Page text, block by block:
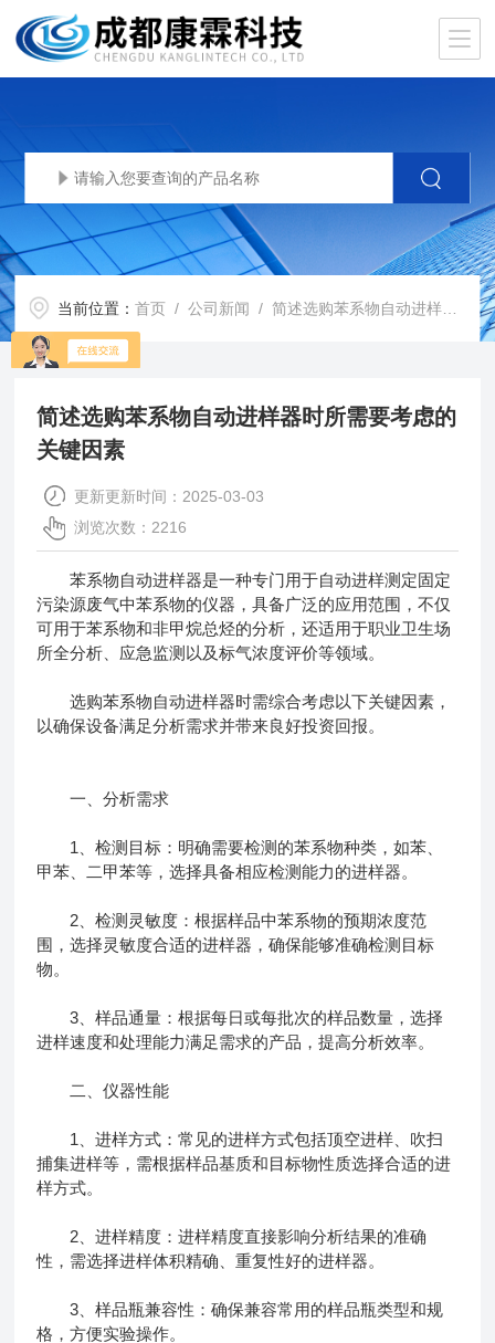
当前位置：首页 /公司新闻 / 简述选购苯系物自动进样器时所需要考虑的关键因素
简述选购苯系物自动进样器时所需要考虑的
关键因素
更新更新时间：2025-03-03
浏览次数：2216
苯系物自动进样器是一种专门用于自动进样测定固定
污染源废气中苯系物的仪器，具备广泛的应用范围，不仅
可用于苯系物和非甲烷总烃的分析，还适用于职业卫生场
所全分析、应急监测以及标气浓度评价等领域。
选购苯系物自动进样器时需综合考虑以下关键因素，
以确保设备满足分析需求并带来良好投资回报。
一、分析需求
1、检测目标：明确需要检测的苯系物种类，如苯、
甲苯、二甲苯等，选择具备相应检测能力的进样器。
2、检测灵敏度：根据样品中苯系物的预期浓度范
围，选择灵敏度合适的进样器，确保能够准确检测目标
物。
3、样品通量：根据每日或每批次的样品数量，选择
进样速度和处理能力满足需求的产品，提高分析效率。
二、仪器性能
1、进样方式：常见的进样方式包括顶空进样、吹扫
捕集进样等，需根据样品基质和目标物性质选择合适的进
样方式。
2、进样精度：进样精度直接影响分析结果的准确
性，需选择进样体积精确、重复性好的进样器。
3、样品瓶兼容性：确保兼容常用的样品瓶类型和规
格，方便实验操作。